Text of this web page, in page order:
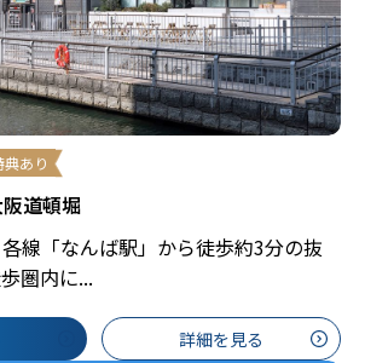
あり
道頓堀
線「なんば駅」から徒歩約3分の抜
圏内に...
詳細を見る